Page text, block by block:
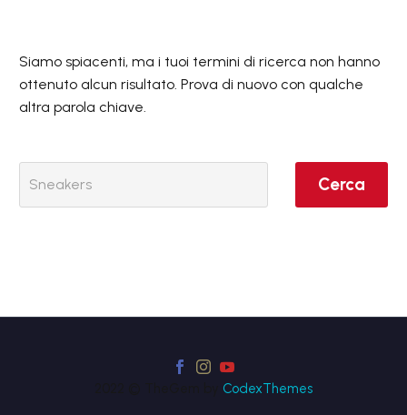
Siamo spiacenti, ma i tuoi termini di ricerca non hanno
ottenuto alcun risultato. Prova di nuovo con qualche
altra parola chiave.
Cerca
CodexThemes